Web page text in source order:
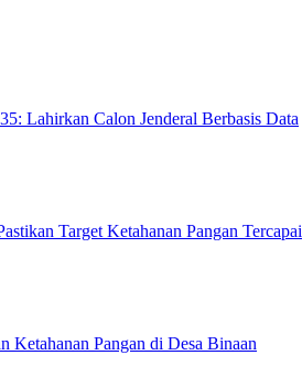
Lahirkan Calon Jenderal Berbasis Data
Target Ketahanan Pangan Tercapai
Ketahanan Pangan di Desa Binaan